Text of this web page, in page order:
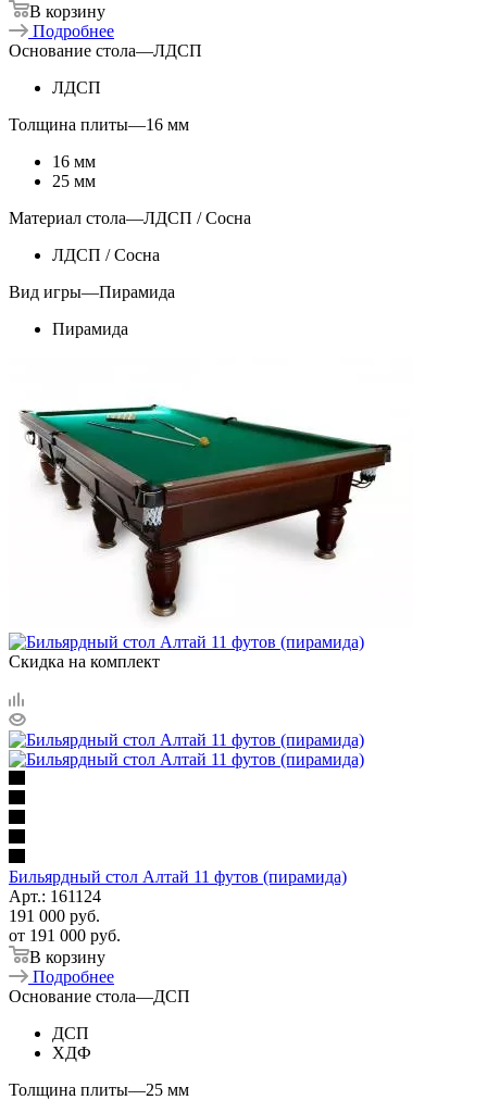
В корзину
Подробнее
Основание стола—ЛДСП
ЛДСП
Толщина плиты—16 мм
16 мм
25 мм
Материал стола—ЛДСП / Сосна
ЛДСП / Сосна
Вид игры—Пирамида
Пирамида
Скидка на комплект
Бильярдный стол Алтай 11 футов (пирамида)
Арт.: 161124
191 000 руб.
от 191 000 руб.
В корзину
Подробнее
Основание стола—ДСП
ДСП
ХДФ
Толщина плиты—25 мм